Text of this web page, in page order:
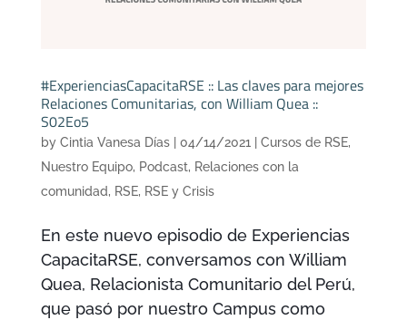
#ExperienciasCapacitaRSE :: Las claves para mejores
Relaciones Comunitarias, con William Quea ::
S02Eo5
by Cintia Vanesa Días| 04/14/2021| Cursos de RSE,
Nuestro Equipo, Podcast, Relaciones con la
comunidad, RSE, RSE y Crisis
En este nuevo episodio de Experiencias
CapacitaRSE, conversamos con William
Quea, Relacionista Comunitario del Perú,
que pasó por nuestro Campus como